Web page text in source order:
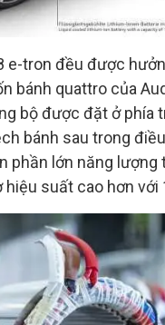
e-tron đều được
bánh quattro của
bộ được đặt ở phía
bánh sau trong
phần lớn năng lượng
suất cao hơn với